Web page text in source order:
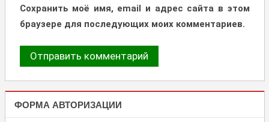
Сохранить моё имя, email и адрес сайта в этом
браузере для последующих моих комментариев.
ФОРМА АВТОРИЗАЦИИ